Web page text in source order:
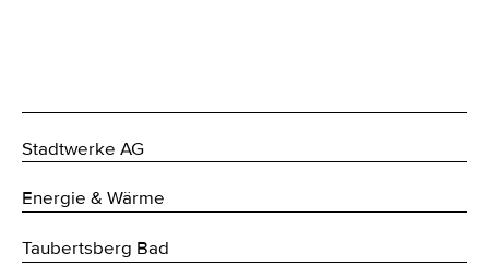
Stadtwerke AG
Energie & Wärme
Taubertsberg Bad